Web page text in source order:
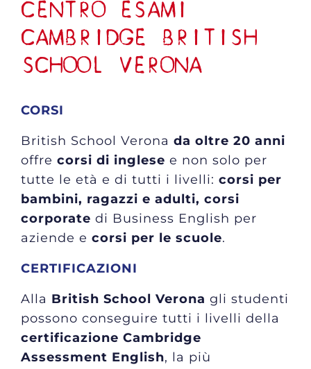
CENTRO ESAMI
CAMBRIDGE BRITISH
SCHOOL VERONA
CORSI
British School Verona da oltre 20 anni
offre corsi di inglese e non solo per
tutte le età e di tutti i livelli: corsi per
bambini, ragazzi e adulti, corsi
corporate di Business English per
aziende e corsi per le scuole.
CERTIFICAZIONI
Alla British School Verona gli studenti
possono conseguire tutti i livelli della
certificazione Cambridge
Assessment English, la più